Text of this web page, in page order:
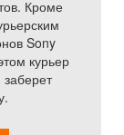
Кроме
Sony
курьер